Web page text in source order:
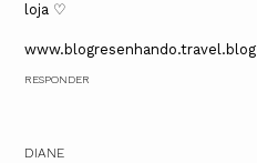
loja ♡
www.blogresenhando.travel.blog
RESPONDER
DIANE